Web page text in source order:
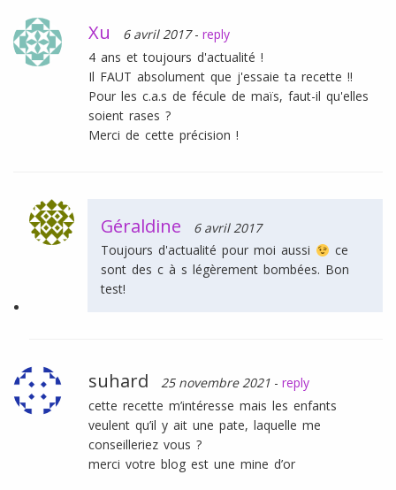
Xu 6 avril 2017 - reply
4 ans et toujours d'actualité !
Il FAUT absolument que j'essaie ta recette !!
Pour les c.a.s de fécule de maïs, faut-il qu'elles
soient rases ?
Merci de cette précision !
Géraldine
6 avril 2017
Toujours d'actualité pour moi aussi
ce
sont des c à s légèrement bombées. Bon
test!
suhard 25 novembre 2021 - reply
cette recette m’intéresse mais les enfants
veulent qu’il y ait une pate, laquelle me
conseilleriez vous ?
merci votre blog est une mine d’or